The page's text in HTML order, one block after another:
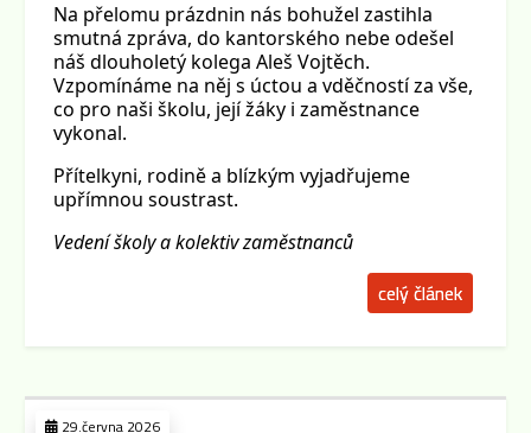
Na přelomu prázdnin nás bohužel zastihla
smutná zpráva, do kantorského nebe odešel
náš dlouholetý kolega Aleš Vojtěch.
Vzpomínáme na něj s úctou a vděčností za vše,
co pro naši školu, její žáky i zaměstnance
vykonal.
Přítelkyni, rodině a blízkým vyjadřujeme
upřímnou soustrast.
Vedení školy a kolektiv zaměstnanců
celý článek
29.června 2026